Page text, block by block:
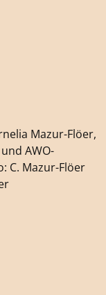
Mazur-Flöer,
AWO-
C. Mazur-Flöer